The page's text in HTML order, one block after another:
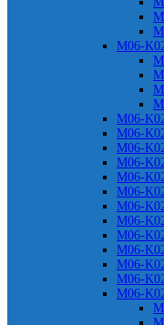
M06-
M06-
M06-
M06-
M06-
M06-
M06-
M06-
M06-
M06-
M06-
M06-
M06-
M06-